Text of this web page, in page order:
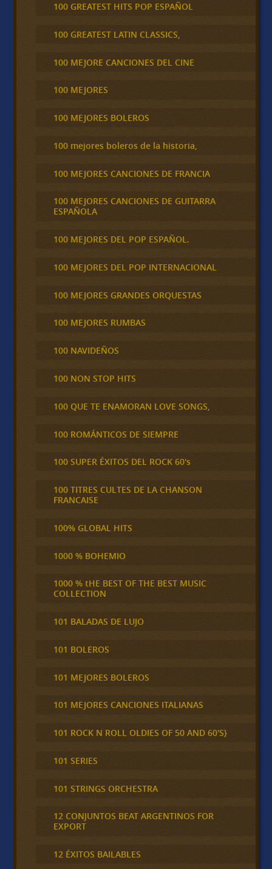
100 GREATEST HITS POP ESPAÑOL
100 GREATEST LATIN CLASSICS,
100 MEJORE CANCIONES DEL CINE
100 MEJORES
100 MEJORES BOLEROS
100 mejores boleros de la historia,
100 MEJORES CANCIONES DE FRANCIA
100 MEJORES CANCIONES DE GUITARRA
ESPAÑOLA
100 MEJORES DEL POP ESPAÑOL.
100 MEJORES DEL POP INTERNACIONAL
100 MEJORES GRANDES ORQUESTAS
100 MEJORES RUMBAS
100 NAVIDEÑOS
100 NON STOP HITS
100 QUE TE ENAMORAN LOVE SONGS,
100 ROMÁNTICOS DE SIEMPRE
100 SUPER ÉXITOS DEL ROCK 60's
100 TITRES CULTES DE LA CHANSON
FRANCAISE
100% GLOBAL HITS
1000 % BOHEMIO
1000 % tHE BEST OF THE BEST MUSIC
COLLECTION
101 BALADAS DE LUJO
101 BOLEROS
101 MEJORES BOLEROS
101 MEJORES CANCIONES ITALIANAS
101 ROCK N ROLL OLDIES OF 50 AND 60'S}
101 SERIES
101 STRINGS ORCHESTRA
12 CONJUNTOS BEAT ARGENTINOS FOR
EXPORT
12 ÉXITOS BAILABLES